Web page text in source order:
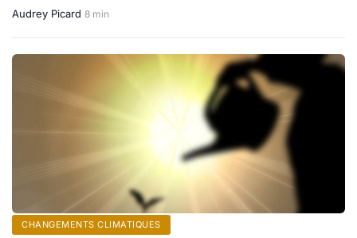
Audrey Picard 8 min
CHANGEMENTS CLIMATIQUES